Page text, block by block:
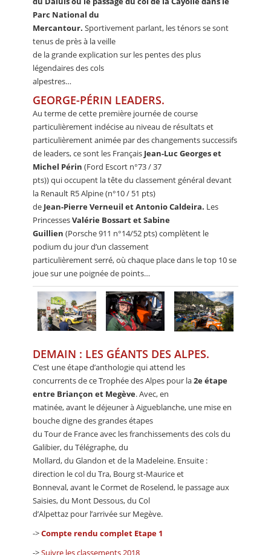
Parc National du
Mercantour. Sportivement parlant, les ténors se sont
tenus de près à la veille
de la grande explication sur les pentes des plus
légendaires des cols
alpestres…
GEORGE-PÉRIN LEADERS.
Au terme de cette première journée de course
particulièrement indécise au niveau de résultats et
particulièrement animée par des changements successifs
de leaders, ce sont les Français Jean-Luc Georges et
Michel Périn (Ford Escort n°73 / 37
pts)) qui occupent la tête du classement général devant
la Renault R5 Alpine (n°10 / 51 pts)
de Jean-Pierre Verneuil et Antonio Caldeira. Les
PrincessesValérie Bossart et Sabine
Guillien (Porsche 911 n°14/52 pts) complètent le
podium du jour d’un classement
particulièrement serré, où chaque place dans le top 10 se
joue sur une poignée de points…
DEMAIN : LES GÉANTS DES ALPES.
C’est une étape d’anthologie qui attend les
concurrents de ce Trophée des Alpes pour la2e étape
entre Briançon et Megève. Avec, en
matinée, avant le déjeuner à Aigueblanche, une mise en
bouche digne des grandes étapes
du Tour de France avec les franchissements des cols du
Galibier, du Télégraphe, du
Mollard, du Glandon et de la Madeleine. Ensuite :
direction le col du Tra, Bourg st-Maurice et
Bonneval, avant le Cormet de Roselend, le passage aux
Saisies, du Mont Dessous, du Col
d’Alpettaz pour l’arrivée sur Megève.
->Compte rendu complet Etape 1
->Suivre les classements 2018